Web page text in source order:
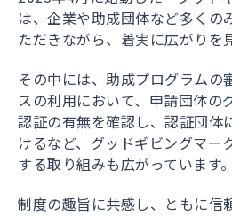
は、企業や助成団体など多くの
ただきながら、着実に広がりを
その中には、助成プログラムの
スの利用において、申請団体の
認証の有無を確認し、認証団体
けるなど、グッドギビングマー
する取り組みも広がっています。
制度の趣旨に共感し、ともに信